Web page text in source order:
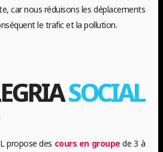
car nous réduisons les déplacements
le trafic et la pollution.
SOCIAL
propose des cours en groupe de 3 à